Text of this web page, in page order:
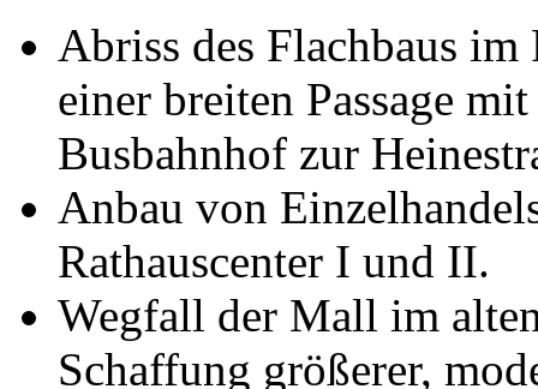
Abriss des Flachbaus
einer breiten Passage
Busbahnhof zur
Anbau von
Rathauscenter I und II.
Wegfall der Mall im
Schaffung größerer,